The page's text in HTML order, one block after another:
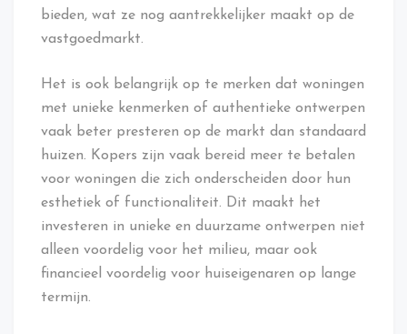
bieden, wat ze nog aantrekkelijker maakt op de
vastgoedmarkt.
Het is ook belangrijk op te merken dat woningen
met unieke kenmerken of authentieke ontwerpen
vaak beter presteren op de markt dan standaard
huizen. Kopers zijn vaak bereid meer te betalen
voor woningen die zich onderscheiden door hun
esthetiek of functionaliteit. Dit maakt het
investeren in unieke en duurzame ontwerpen niet
alleen voordelig voor het milieu, maar ook
financieel voordelig voor huiseigenaren op lange
termijn.